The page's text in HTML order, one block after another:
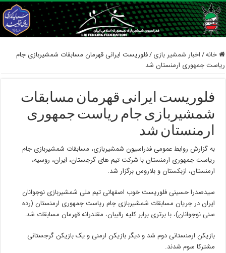
خانه/اخبار شمشیر بازی /فلوریست ایرانی قهرمان مسابقات شمشیربازی جام
ریاست جمهوری ارمنستان شد
فلوریست ایرانی قهرمان مسابقات
شمشیربازی جام ریاست جمهوری
ارمنستان شد
به گزارش روابط عمومی فدراسیون شمشیربازی، مسابقات شمشیربازی جام
ریاست جمهوری ارمنستان با شرکت تیم های گرجستان، ایران، روسیه،
ارمنستان، ازبکستان و بلاروس برگزار شد.
سیدصدرا حسینی فلوریست خوب اصفهانی تیم ملی شمشیربازی نوجوانان
ایران در جریان مسابقات شمشیربازی جام ریاست جمهوری ارمنستان (رده
سنی نوجوانان)، با برتری برابر کلیه رقیبان، مقتدرانه قهرمان مسابقات شد.
بازیکن ارمنستانی دوم شد و دیگر بازیکن ارمنی و یک بازیکن گرجستانی
مشترکا سوم شدند.